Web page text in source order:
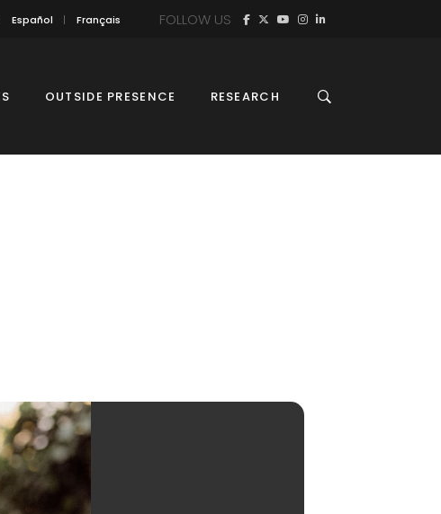
Español Français FOLLOW US
OUTSIDE PRESENCE RESEARCH